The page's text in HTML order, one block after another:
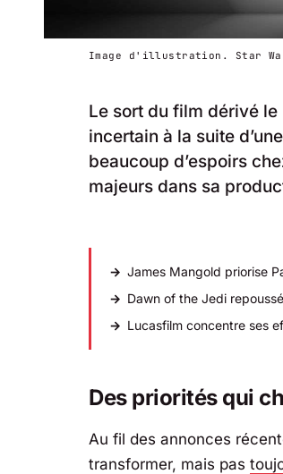
Image d'illustration. Star
Le sort du film dérivé
incertain à la suite
beaucoup d’espoirs
majeurs dans sa
James Mangold priorise
Dawn of the Jedi
Lucasfilm concentre ses
Des priorités qui
Au fil des annonces
transformer, mais pas